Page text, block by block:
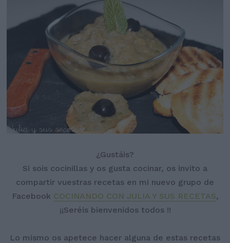
¿Gustáis?
Si sois cocinillas y os gusta cocinar, os invito a
compartir vuestras recetas en mi nuevo grupo de
Facebook COCINANDO CON JULIA Y SUS RECETAS,
¡¡Seréis bienvenidos todos !!
Lo mismo os apetece hacer alguna de estas recetas